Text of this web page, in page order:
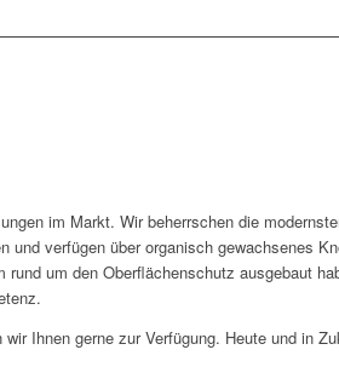
im Markt. Wir beherrschen die
verfügen über organisch gewachsenes
um den Oberflächenschutz ausgebaut
Ihnen gerne zur Verfügung. Heute und in